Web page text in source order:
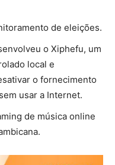
de eleições.
o Xiphefu, um
local e
o fornecimento
usar a Internet.
de música online